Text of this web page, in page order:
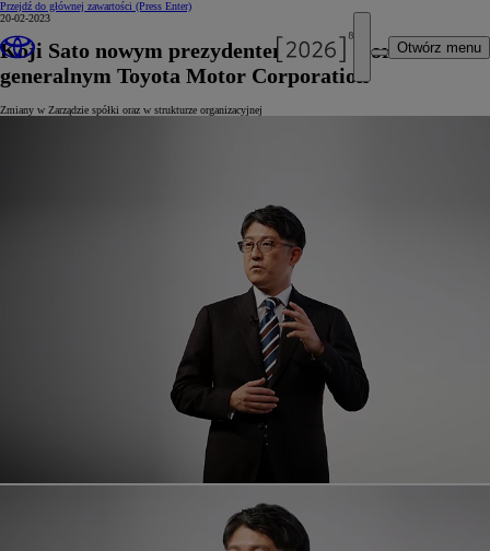
Przejdź do głównej zawartości (Press Enter)
Otwórz menu
20-02-2023
Koji Sato nowym prezydentem i dyrektorem
generalnym Toyota Motor Corporation
Zmiany w Zarządzie spółki oraz w strukturze organizacyjnej